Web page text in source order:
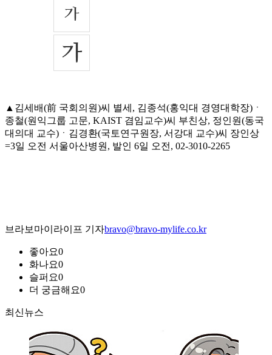
▲김세배(前 국회의원)씨 별세, 김종석(홍익대 경영대학장)ㆍ
종철(원익그룹 고문, KAIST 겸임교수)씨 부친상, 정인원(동국
대의대 교수)ㆍ김경환(국토연구원장, 서강대 교수)씨 장인상
=3일 오전 서울아산병원, 발인 6일 오전, 02-3010-2265
브라보마이라이프 기자bravo@bravo-mylife.co.kr
좋아요0
화나요0
슬퍼요0
더 궁금해요0
최신뉴스